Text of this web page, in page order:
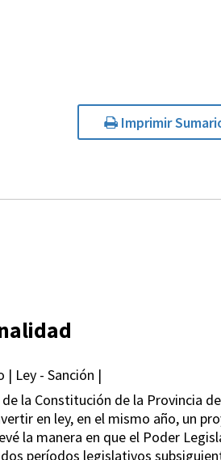
Imprimir
| Ley - Sanción |
de la Constitución de la Provincia
en ley, en el mismo año, un
la manera en que el Poder
períodos legislativos